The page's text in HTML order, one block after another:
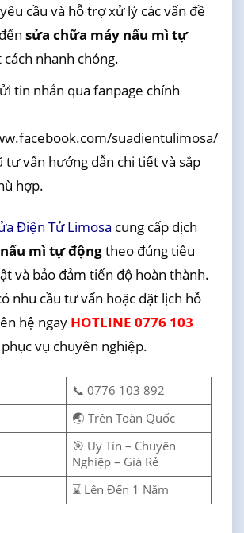
cầu và hỗ trợ xử lý các vấn đề
sửa chữa máy nấu mì tự
nhanh chóng.
tin nhắn qua fanpage chính
suadientulimosa/
tư vấn hướng dẫn chi tiết và sắp
hợp.
Điện Tử Limosa cung cấp dịch
mì tự độngtheo đúng tiêu
và bảo đảm tiến độ hoàn thành.
nhu cầu tư vấn hoặc đặt lịch hỗ
hệ ngay HOTLINE 0776 103
vụ chuyên nghiệp.
📞 0776 103 892
🌏 Trên Toàn Quốc
🎯 Uy Tín – Chuyên
Nghiệp – Giá Rẻ
⌛ Lên Đến 1 Năm